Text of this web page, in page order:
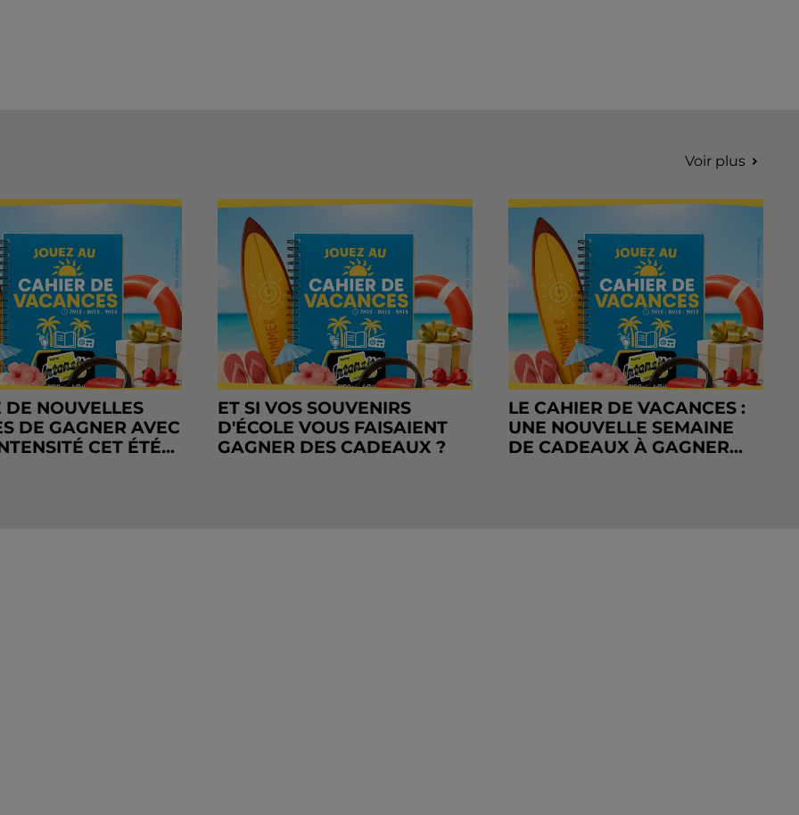
Voir plus
DE NOUVELLES
DE GAGNER AVEC
CET ÉTÉ...
ET SI VOS SOUVENIRS
D'ÉCOLE VOUS FAISAIENT
GAGNER DES CADEAUX ?
LE CAHIER DE VACANCES :
UNE NOUVELLE SEMAINE
DE CADEAUX À GAGNER...